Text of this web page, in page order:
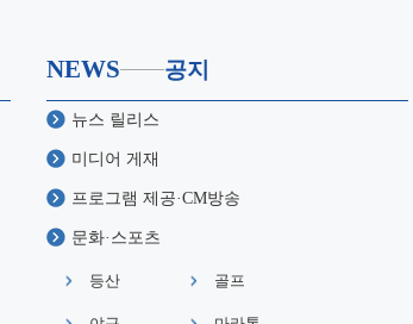
NEWS 공지
뉴스 릴리스
미디어 게재
프로그램 제공·CM방송
문화·스포츠
등산 골프